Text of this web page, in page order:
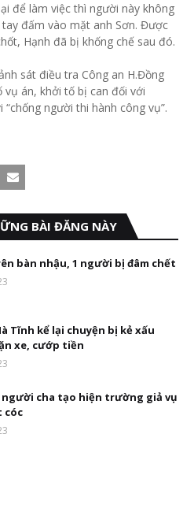
để làm việc thì người này không
đấm vào mặt anh Sơn. Được
Hạnh đã bị khống chế sau đó.
sát điều tra Công an H.Đồng
án, khởi tố bị can đối với
người thi hành công vụ”.
BÀI ĐĂNG NÀY
bàn nhậu, 1 người bị đâm chết
Tĩnh kể lại chuyện bị kẻ xấu
xe, cướp tiền
người cha tạo hiện trường giả vụ
cóc